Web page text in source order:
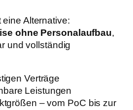
Alternative:
ohne Personalaufbau,
und vollständig
Verträge
Leistungen
– vom PoC bis zur